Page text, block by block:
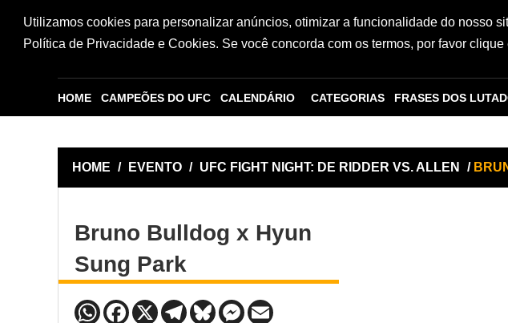
Utilizamos cookies para personalizar anúncios, otimizar a funcionalidade do nosso
Política de Privacidade e Cookies. Se você concorda com os termos, por favor clique
HOME CAMPEÕES DO UFC CALENDÁRIO CATEGORIAS FRASES DOS
HOME / EVENTO / UFC FIGHT NIGHT: DE RIDDER VS. ALLEN / BRUNO
Bruno Bulldog x Hyun
Sung Park